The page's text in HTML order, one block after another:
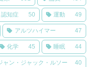
認知症 50 運動 49
アルツハイマー 47
化学 45 睡眠 44
ャン・ジャック・ルソー 40